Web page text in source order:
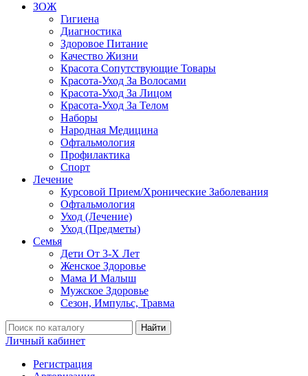
ЗОЖ
Гигиена
Диагностика
Здоровое Питание
Качество Жизни
Красота Сопутствующие Товары
Красота-Уход За Волосами
Красота-Уход За Лицом
Красота-Уход За Телом
Наборы
Народная Медицина
Офтальмология
Профилактика
Спорт
Лечение
Курсовой Прием/Хронические Заболевания
Офтальмология
Уход (Лечение)
Уход (Предметы)
Семья
Дети От 3-Х Лет
Женское Здоровье
Мама И Малыш
Мужское Здоровье
Сезон, Импульс, Травма
Найти
Личный кабинет
Регистрация